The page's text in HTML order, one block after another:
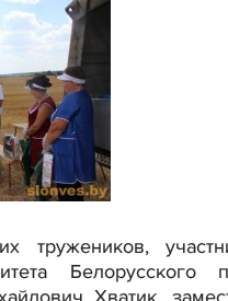
тружеников,
Хватик,